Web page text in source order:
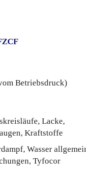
Betriebsdruck)
Lacke,
Kraftstoffe
Wasser
Tyfocor